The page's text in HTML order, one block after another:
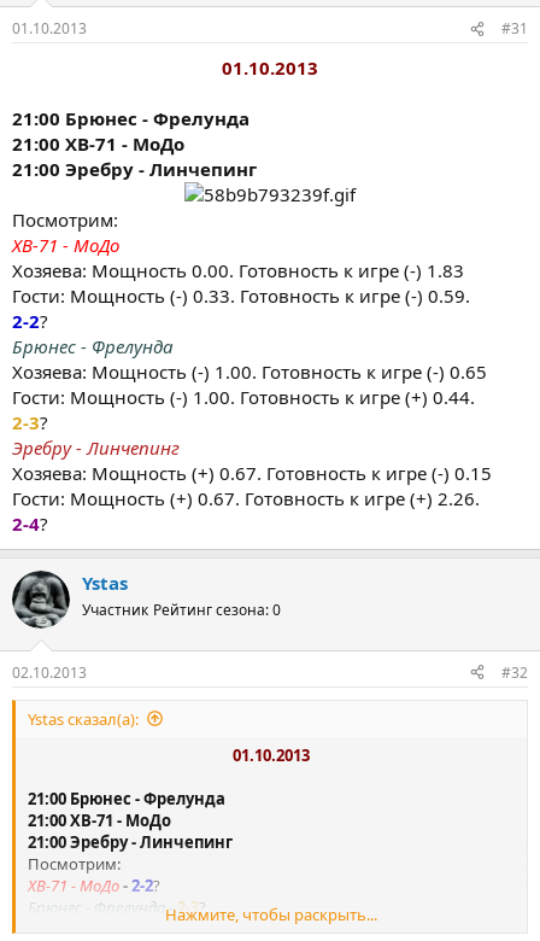
01.10.2013 #31
01.10.2013
21:00 Брюнес - Фрелунда
21:00 ХВ-71 - МоДо
21:00 Эребру - Линчепинг
Посмотрим:
ХВ-71 - МоДо
Хозяева: Мощность 0.00. Готовность к игре (-) 1.83
Гости: Мощность (-) 0.33. Готовность к игре (-) 0.59.
2-2?
Брюнес - Фрелунда
Хозяева: Мощность (-) 1.00. Готовность к игре (-) 0.65
Гости: Мощность (-) 1.00. Готовность к игре (+) 0.44.
2-3?
Эребру - Линчепинг
Хозяева: Мощность (+) 0.67. Готовность к игре (-) 0.15
Гости: Мощность (+) 0.67. Готовность к игре (+) 2.26.
2-4?
Ystas
Участник Рейтинг сезона: 0
02.10.2013 #32
Ystas сказал(а):
01.10.2013
21:00 Брюнес - Фрелунда
21:00 ХВ-71 - МоДо
21:00 Эребру - Линчепинг
Посмотрим:
ХВ-71 - МоДо-2-2?
Брюнес - Фрелунда-2-3?
Нажмите, чтобы раскрыть...